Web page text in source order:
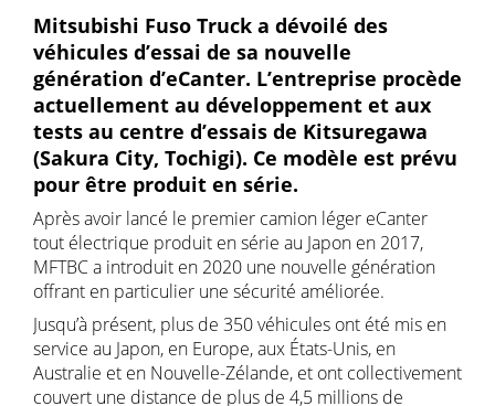
Mitsubishi Fuso Truck a dévoilé des
véhicules d’essai de sa nouvelle
génération d’eCanter. L’entreprise procède
actuellement au développement et aux
tests au centre d’essais de Kitsuregawa
(Sakura City, Tochigi). Ce modèle est prévu
pour être produit en série.
Après avoir lancé le premier camion léger eCanter
tout électrique produit en série au Japon en 2017,
MFTBC a introduit en 2020 une nouvelle génération
offrant en particulier une sécurité améliorée.
Jusqu’à présent, plus de 350 véhicules ont été mis en
service au Japon, en Europe, aux États-Unis, en
Australie et en Nouvelle-Zélande, et ont collectivement
couvert une distance de plus de 4,5 millions de